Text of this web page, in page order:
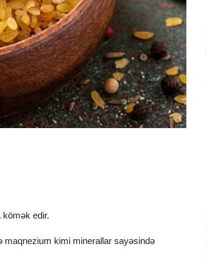
kömək edir.
maqnezium kimi minerallar sayəsində